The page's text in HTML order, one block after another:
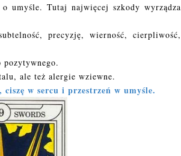
umyśle. Tutaj najwięcej szkody wyrządza
precyzję, wierność, cierpliwość,
ale też alergie wziewne.
w sercu i przestrzeń w umyśle.